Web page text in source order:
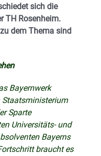
sich die
TH Rosenheim.
dem Thema sind
Bayernwerk
Sparte
Universitäts- und
Bayerns
braucht es